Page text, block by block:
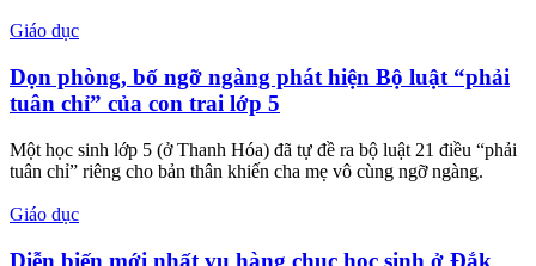
Giáo dục
Dọn phòng, bố ngỡ ngàng phát hiện Bộ luật “phải
tuân chỉ” của con trai lớp 5
Một học sinh lớp 5 (ở Thanh Hóa) đã tự đề ra bộ luật 21 điều “phải
tuân chỉ” riêng cho bản thân khiến cha mẹ vô cùng ngỡ ngàng.
Giáo dục
Diễn biến mới nhất vụ hàng chục học sinh ở Đắk